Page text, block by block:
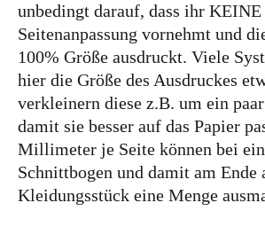
unbedingt darauf, dass ihr KEINE
Seitenanpassung vornehmt und
100% Größe ausdruckt. Viele
hier die Größe des Ausdruckes
verkleinern diese z.B. um ein
damit sie besser auf das Papier
Millimeter je Seite können bei
Schnittbogen und damit am Ende
Kleidungsstück eine Menge